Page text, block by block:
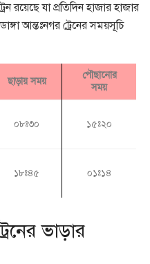
রয়েছে যা প্রতিদিন হাজার হাজার
আন্তঃনগর ট্রেনের সময়সূচি
ছাড়ায় সময়
পৌছানোর
সময়
০৮ঃ৩০ ১৫ঃ২০
১৮ঃ৪৫ ০১ঃ১৪
ভাড়ার